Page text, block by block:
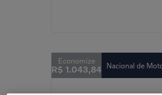
R$ 1.043,84 Nacional de